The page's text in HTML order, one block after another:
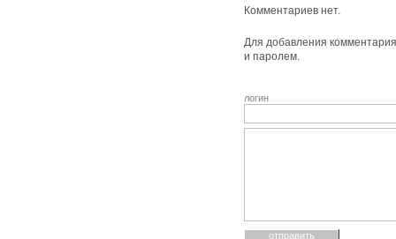
Комментариев нет.
Для добавления
и паролем.
логин